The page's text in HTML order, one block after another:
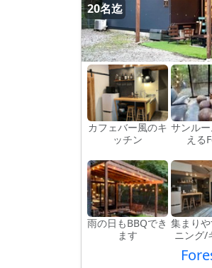
20名迄
カフェバー風のキ
ッチン
サンル
える
雨の日もBBQでき
ます
集まり
ニング/